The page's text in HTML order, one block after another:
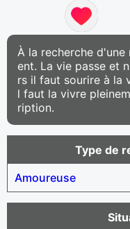
À la recherche
ent. La vie passe et
rs il faut sourire à la
l faut la vivre
ription.
Type de
Amoureuse